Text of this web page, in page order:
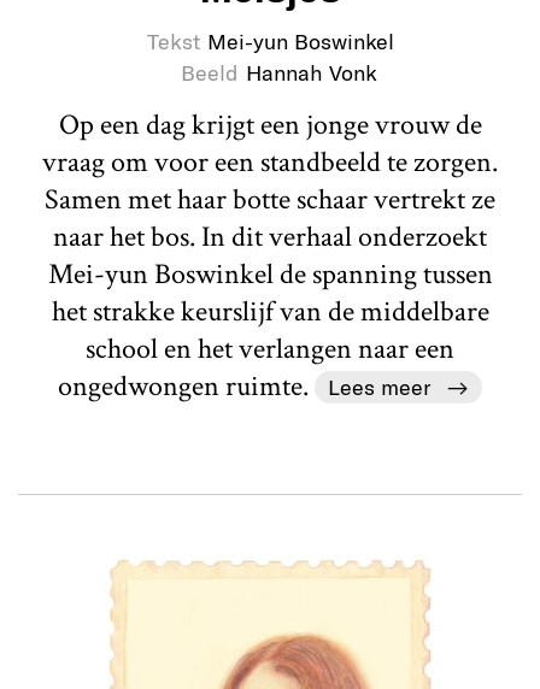
Tekst Mei-yun Boswinkel
Beeld Hannah Vonk
Op een dag krijgt een jonge vrouw de
vraag om voor een standbeeld te zorgen.
Samen met haar botte schaar vertrekt ze
naar het bos. In dit verhaal onderzoekt
Mei-yun Boswinkel de spanning tussen
het strakke keurslijf van de middelbare
school en het verlangen naar een
ongedwongen ruimte.
Lees meer